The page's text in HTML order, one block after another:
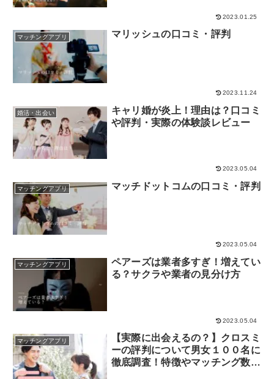
2023.01.25
マッチングアプリ マリッシュの口コミ・評判
2023.11.24
婚活・出会い
キャリ婚が炎上！理由は？口コミ
や評判・実際の体験談レビュー
2023.05.04
マッチングアプリ マッチドットコムの口コミ・評判
2023.05.04
マッチングアプリ
ペアーズは業者多すぎ！増えてい
る？サクラや業者の見分け方
2023.05.04
マッチングアプリ
【実際に出会えるの？】クロスミ
ーの評判について男女１００名に
徹底調査！特徴やマッチング数を